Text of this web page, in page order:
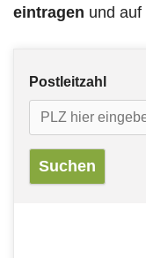
eintragen und auf
Postleitzahl